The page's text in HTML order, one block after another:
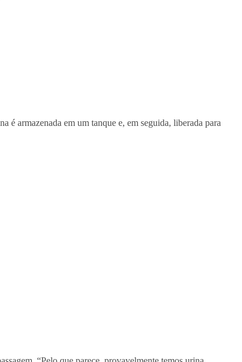
é armazenada em um tanque e, em seguida, liberada para